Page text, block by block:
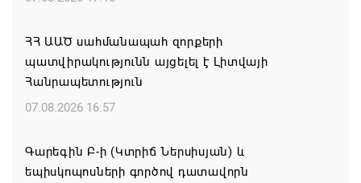
ՀՀ ԱԱԾ սահմանապահ զորքերի
պատվիրակությունն այցելել է Լիտվայի
Հանրապետություն
07.08.2026 16:57
Գարեգին Բ-ի (Կտրիճ Ներսիսյան) և
եպիսկոպոսների գործով դատավորն